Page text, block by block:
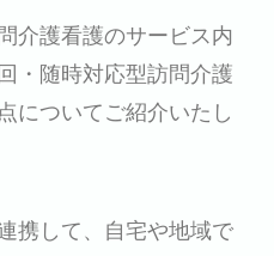
介護看護のサービス内
・随時対応型訪問介護
についてご紹介いたし
携して、自宅や地域で